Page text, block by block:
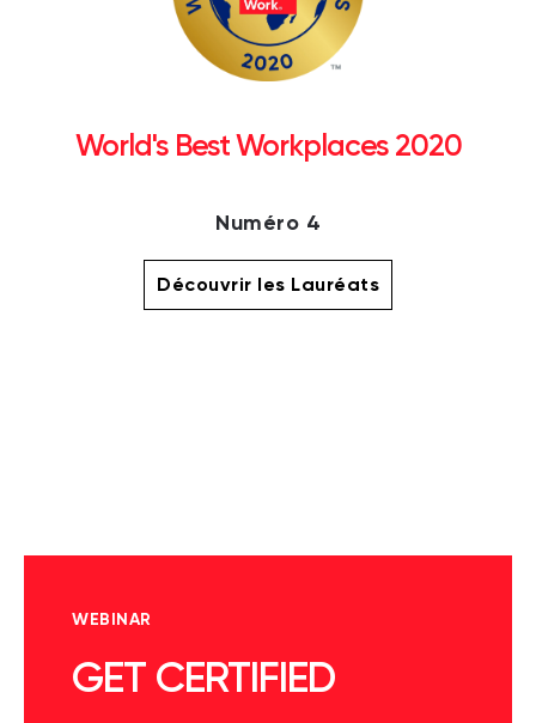
World's Best Workplaces 2020
Numéro 4
Découvrir les Lauréats
WEBINAR
GET CERTIFIED